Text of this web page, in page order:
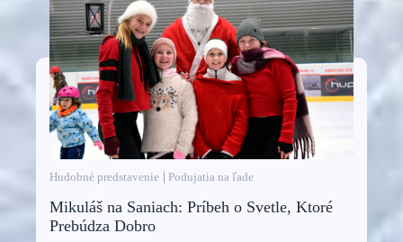
Hudobné predstavenie Podujatia na ľade
Mikuláš na Saniach: Príbeh o Svetle, Ktoré
Prebúdza Dobro